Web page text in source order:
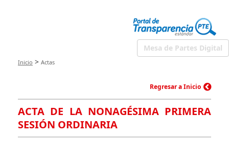
Mesa de Partes Digital
Inicio > Actas
Regresar a Inicio
ACTA DE LA NONAGÉSIMA PRIMERA
SESIÓN ORDINARIA